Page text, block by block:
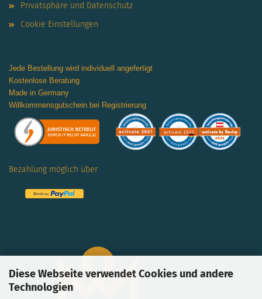
Diese Webseite verwendet Cookies und andere
Technologien
Privatsphäre und Datenschutz
Cookie Einstellungen
Jede Bestellung wird individuell angefertigt
Kostenlose Beratung
Made in Germany
Willkommensgutschein bei Registrierung
Bezahlung möglich über